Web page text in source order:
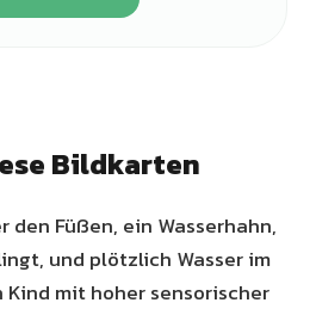
Bildkarten
Füßen, ein Wasserhahn,
und plötzlich Wasser im
mit hoher sensorischer